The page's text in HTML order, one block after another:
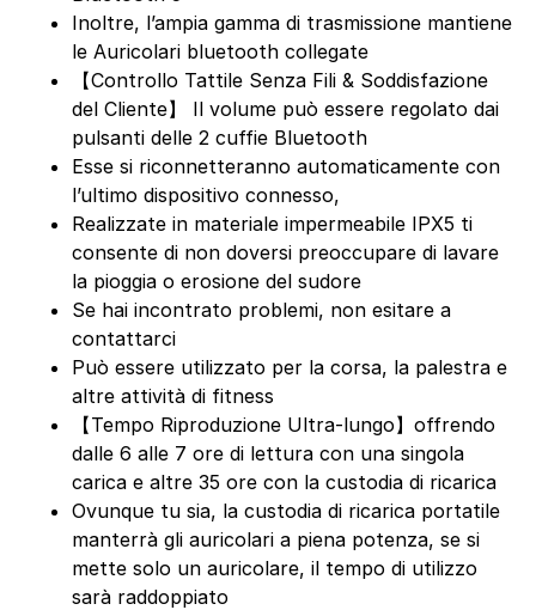
Inoltre, l’ampia gamma di trasmissione mantiene
le Auricolari bluetooth collegate
【Controllo Tattile Senza Fili & Soddisfazione
del Cliente】 Il volume può essere regolato dai
pulsanti delle 2 cuffie Bluetooth
Esse si riconnetteranno automaticamente con
l’ultimo dispositivo connesso,
Realizzate in materiale impermeabile IPX5 ti
consente di non doversi preoccupare di lavare
la pioggia o erosione del sudore
Se hai incontrato problemi, non esitare a
contattarci
Può essere utilizzato per la corsa, la palestra e
altre attività di fitness
【Tempo Riproduzione Ultra-lungo】offrendo
dalle 6 alle 7 ore di lettura con una singola
carica e altre 35 ore con la custodia di ricarica
Ovunque tu sia, la custodia di ricarica portatile
manterrà gli auricolari a piena potenza, se si
mette solo un auricolare, il tempo di utilizzo
sarà raddoppiato